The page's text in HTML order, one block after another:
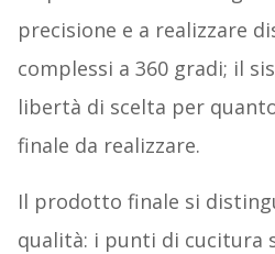
precisione e a realizzare
complessi a 360 gradi; il
libertà di scelta per
finale da realizzare.
Il prodotto finale si
qualità: i punti di cucitura